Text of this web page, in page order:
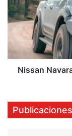
apunta
a
ser
pick-
up
másNissan